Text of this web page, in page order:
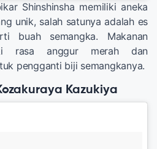
Shinshinsha memiliki aneka
unik, salah satunya adalah es
buah semangka. Makanan
rasa anggur merah dan
pengganti biji semangkanya.
Kazukiya